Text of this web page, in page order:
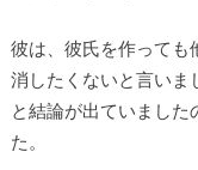
彼は、彼氏を作っても
消したくないと言いま
と結論が出ていました
た。